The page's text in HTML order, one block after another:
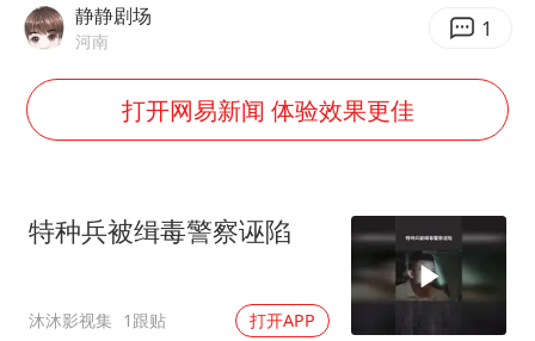
27岁女子成组织卖淫集团主犯被通缉
吉林一“温度计大楼”读数爆表
24小时不关空调 电费会更低吗
奋进开新局 实干挑大梁
静静剧场
河南 1
打开网易新闻 体验效果更佳
特种兵被缉毒警察诬陷
沐沐影视集 1跟贴 打开APP